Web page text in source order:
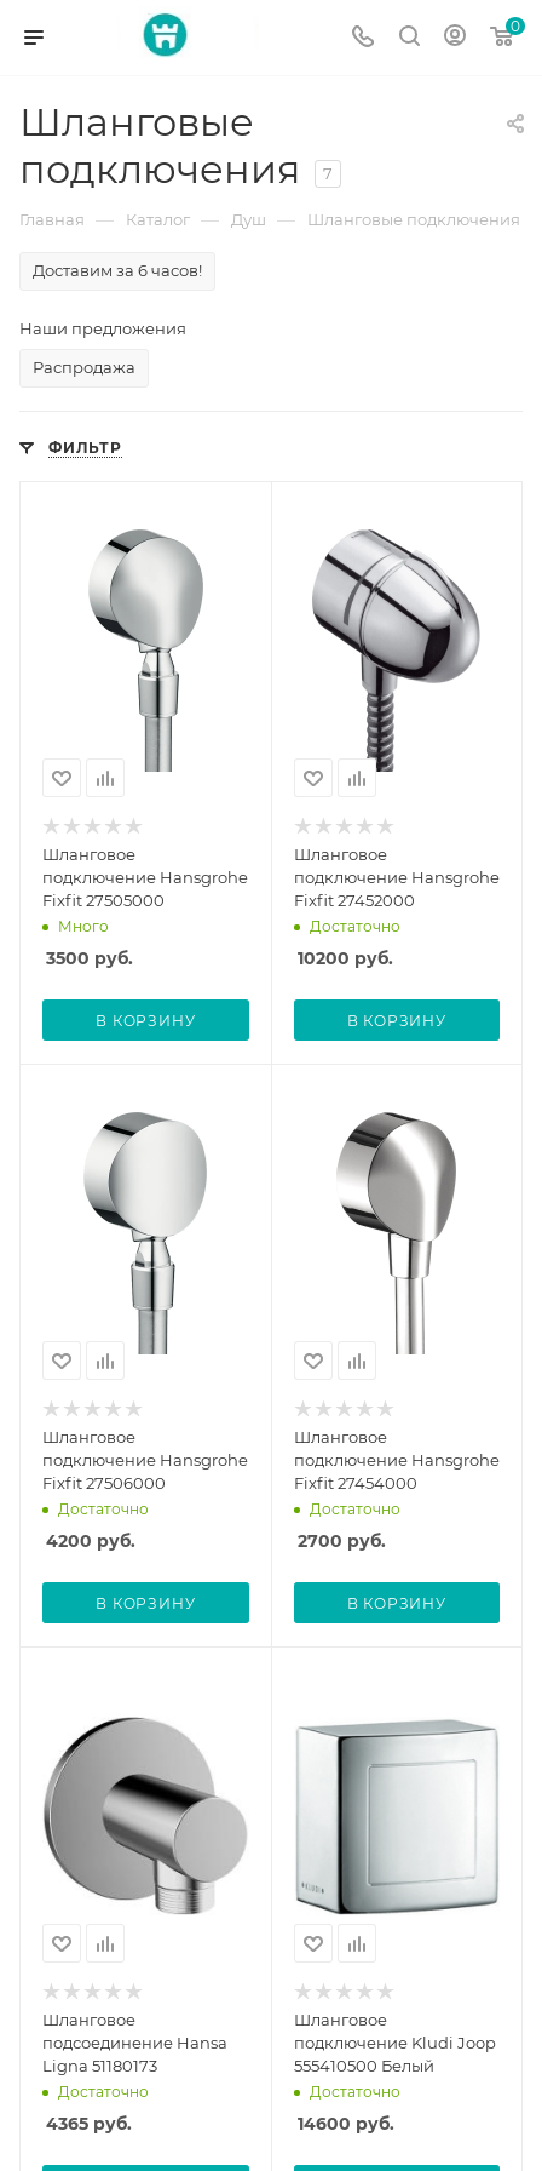
0
Шланговые
подключения
7
Главная — Каталог — Душ — Шланговые подключения
Доставим за 6 часов!
Наши предложения
Распродажа
ФИЛЬТР
Шланговое
подключение Hansgrohe
Fixfit 27505000
Много
3500 руб.
В КОРЗИНУ
Шланговое
подключение Hansgrohe
Fixfit 27452000
Достаточно
10200 руб.
В КОРЗИНУ
Шланговое
подключение Hansgrohe
Fixfit 27506000
Достаточно
4200 руб.
В КОРЗИНУ
Шланговое
подключение Hansgrohe
Fixfit 27454000
Достаточно
2700 руб.
В КОРЗИНУ
Шланговое
подсоединение Hansa
Ligna 51180173
Достаточно
4365 руб.
Шланговое
подключение Kludi Joop
555410500 Белый
Достаточно
14600 руб.